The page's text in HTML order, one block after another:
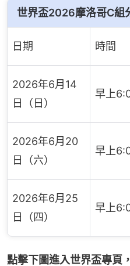
世界盃2026摩洛哥C組
日期 時間
2026年6月14
日（日）
早上
2026年6月20
日（六）
早上
2026年6月25
日（四）
早上
點擊下圖進入世界盃專頁